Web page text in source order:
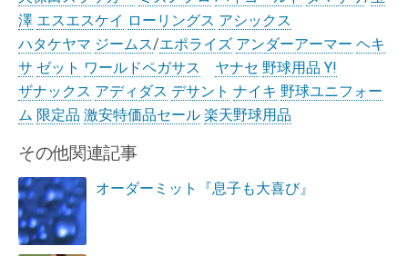
澤 エスエスケイ ローリングス アシックス
ハタケヤマ ジームス/エポライズ アンダーアーマー ヘキ
サ ゼット ワールドペガサス ヤナセ 野球用品 Y!
ザナックス アディダス デサント ナイキ 野球ユニフォー
ム 限定品 激安特価品セール 楽天野球用品
その他関連記事
オーダーミット『息子も大喜び』